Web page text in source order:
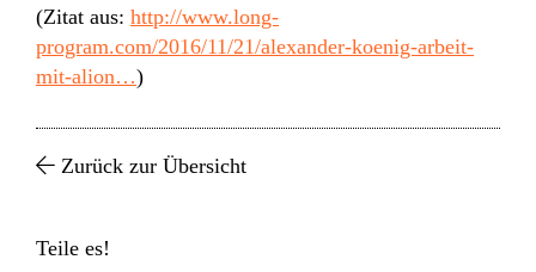
(Zitat aus: http://www.long-
program.com/2016/11/21/alexander-koenig-arbeit-
mit-alion…)
Zurück zur Übersicht
Teile es!